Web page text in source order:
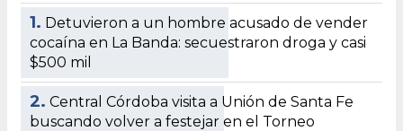
1. Detuvieron a un hombre acusado de vender
cocaína en La Banda: secuestraron droga y casi
$500 mil
2. Central Córdoba visita a Unión de Santa Fe
buscando volver a festejar en el Torneo